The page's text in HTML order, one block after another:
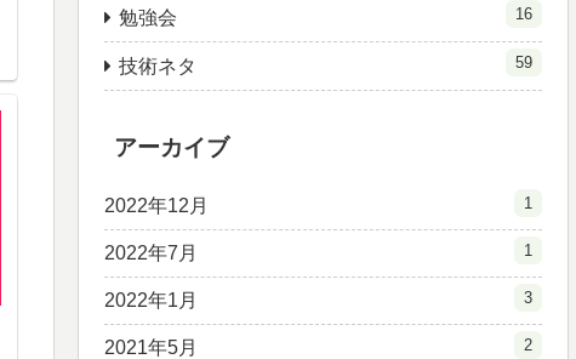
勉強会 16
技術ネタ 59
アーカイブ
2022年12月 1
2022年7月 1
2022年1月 3
2021年5月 2